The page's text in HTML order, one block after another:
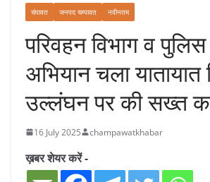
चंपावत जनपद चम्पावत नवीनतम
परिवहन विभाग व
अभियान चला
उल्लंघन पर की सख्त
16 July 2025 champawatkhabar
ख़बर शेयर करें -